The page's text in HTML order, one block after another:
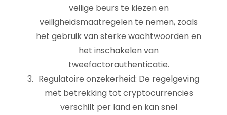
veilige beurs te kiezen en
veiligheidsmaatregelen te nemen, zoals
het gebruik van sterke wachtwoorden en
het inschakelen van
tweefactorauthenticatie.
Regulatoire onzekerheid: De regelgeving
met betrekking tot cryptocurrencies
verschilt per land en kan snel